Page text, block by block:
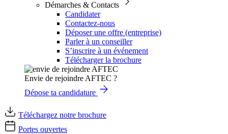
Démarches & Contacts
Candidater
Contactez-nous
Déposer une offre (entreprise)
Parler à un conseiller
S’inscrire à un événement
Télécharger la brochure
Envie de rejoindre AFTEC ?
Dépose ta candidature
Téléchargez notre brochure
Portes ouvertes